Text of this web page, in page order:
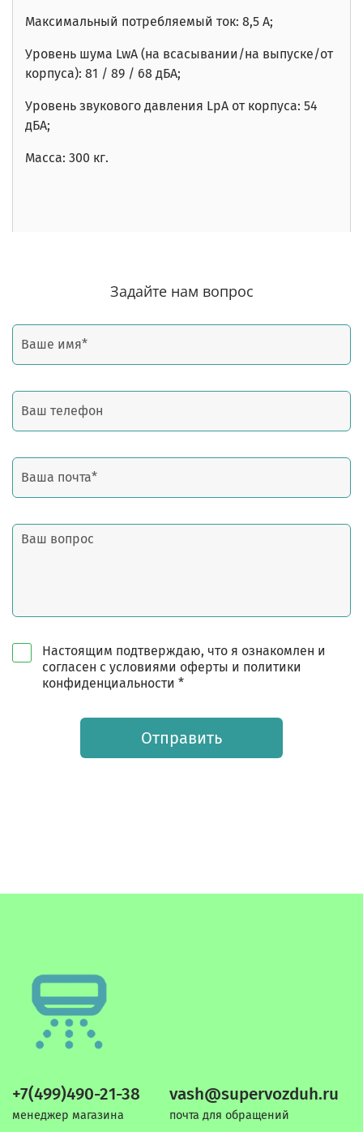
Максимальный потребляемый ток: 8,5 А;
Уровень шума LwA (на всасывании/на выпуске/от
корпуса): 81 / 89 / 68 дБА;
Уровень звукового давления LpA от корпуса: 54
дБА;
Масса: 300 кг.
Задайте нам вопрос
Настоящим подтверждаю, что я ознакомлен и
согласен с условиями оферты и политики
конфиденциальности *
Отправить
+7(499)490-21-38
менеджер магазина
vash@supervozduh.ru
почта для обращений